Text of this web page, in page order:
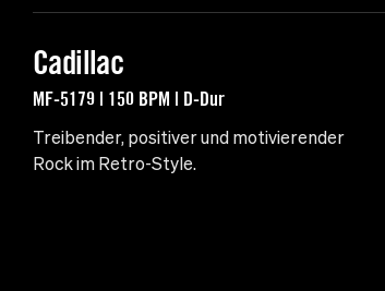
Cadillac
MF-5179 | 150 BPM | D-Dur
Treibender, positiver und motivierender
Rock im Retro-Style.